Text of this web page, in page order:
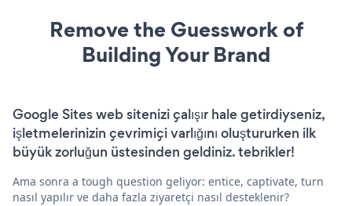
Remove the Guesswork of
Building Your Brand
Google Sites web sitenizi çalışır hale getirdiyseniz,
işletmelerinizin çevrimiçi varlığını oluştururken ilk
büyük zorluğun üstesinden geldiniz. tebrikler!
Ama sonra a tough question geliyor: entice, captivate, turn
nasıl yapılır ve daha fazla ziyaretçi nasıl desteklenir?